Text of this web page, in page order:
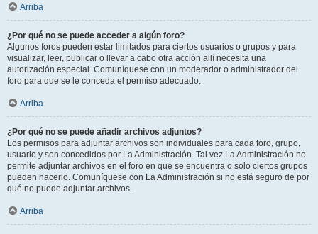
Arriba
¿Por qué no se puede acceder a algún foro?
Algunos foros pueden estar limitados para ciertos usuarios o grupos y para
visualizar, leer, publicar o llevar a cabo otra acción allí necesita una
autorización especial. Comuníquese con un moderador o administrador del
foro para que se le conceda el permiso adecuado.
Arriba
¿Por qué no se puede añadir archivos adjuntos?
Los permisos para adjuntar archivos son individuales para cada foro, grupo,
usuario y son concedidos por La Administración. Tal vez La Administración no
permite adjuntar archivos en el foro en que se encuentra o solo ciertos grupos
pueden hacerlo. Comuníquese con La Administración si no está seguro de por
qué no puede adjuntar archivos.
Arriba